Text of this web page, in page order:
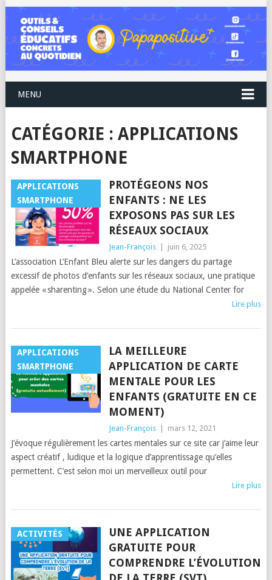
MENU
CATÉGORIE : APPLICATIONS
SMARTPHONE
APPLICATIONS
SMARTPHONE
PROTÉGEONS NOS
ENFANTS : NE LES
EXPOSONS PAS SUR LES
RÉSEAUX SOCIAUX
Jean-François juin 6, 2025
L’association L’Enfant Bleu alerte sur les dangers du partage
excessif de photos d’enfants sur les réseaux sociaux, une pratique
appelée « sharenting ». Selon une étude du National Center for
Lire plus
APPLICATIONS
SMARTPHONE
LA MEILLEURE
APPLICATION DE CARTE
MENTALE POUR LES
ENFANTS (GRATUITE EN CE
MOMENT)
Jean-François mars 12, 2021
J’évoque régulièrement les cartes mentales sur ce site car j’aime leur
aspect créatif , ludique et la logique d’apprentissage qu’elles
permettent. C’est selon moi un merveilleux outil pour
Lire plus
ACTIVITÉS
UNE APPLICATION
GRATUITE POUR
COMPRENDRE L’ÉVOLUTION